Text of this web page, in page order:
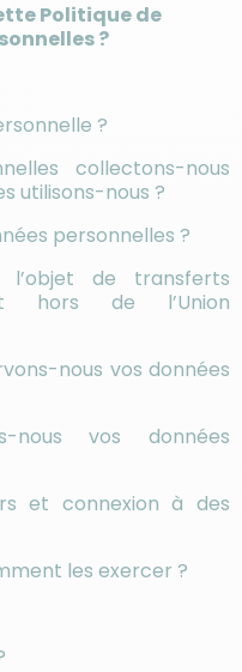
Politique de
?
?
collectons-nous
utilisons-nous ?
personnelles ?
de transferts
hors de l’Union
nous vos données
nous vos données
et connexion à des
les exercer ?